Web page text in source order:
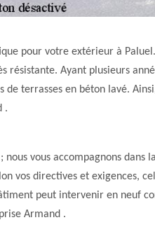
pour votre extérieur à
Ayant plusieurs
terrasses en béton lavé.
.
vous accompagnons dans
vos directives et exigences,
peut intervenir en neuf
Armand .